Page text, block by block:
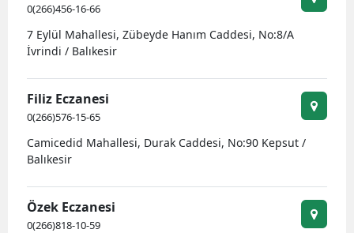
0(266)456-16-66
7 Eylül Mahallesi, Zübeyde Hanım Caddesi, No:8/A
İvrindi / Balıkesir
Filiz Eczanesi
0(266)576-15-65
Camicedid Mahallesi, Durak Caddesi, No:90 Kepsut /
Balıkesir
Özek Eczanesi
0(266)818-10-59